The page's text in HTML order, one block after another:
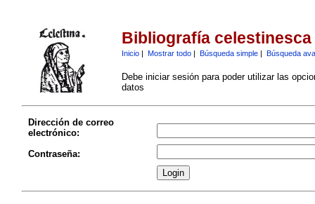
Bibliografía celestinesca
Inicio| Mostrar todo| Búsqueda simple| Búsqueda
Debe iniciar sesión para poder utilizar las
datos
Dirección de correo
electrónico:
Contraseña: